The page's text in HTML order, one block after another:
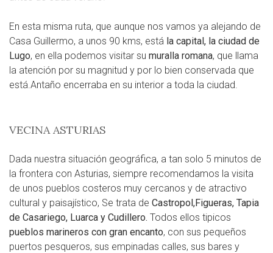
En esta misma ruta, que aunque nos vamos ya alejando de
Casa Guillermo, a unos 90 kms, está la capital, la ciudad de
Lugo, en ella podemos visitar su muralla romana, que llama
la atención por su magnitud y por lo bien conservada que
está.Antaño encerraba en su interior a toda la ciudad.
VECINA ASTURIAS
Dada nuestra situación geográfica, a tan solo 5 minutos de
la frontera con Asturias, siempre recomendamos la visita
de unos pueblos costeros muy cercanos y de atractivo
cultural y paisajístico, Se trata de Castropol,Figueras, Tapia
de Casariego, Luarca y Cudillero. Todos ellos tipicos
pueblos marineros con gran encanto, con sus pequeños
puertos pesqueros, sus empinadas calles, sus bares y